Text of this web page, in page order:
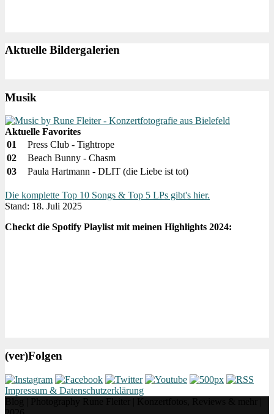
Aktuelle Bildergalerien
Musik
Aktuelle Favorites
01
Press Club - Tightrope
02
Beach Bunny - Chasm
03
Paula Hartmann - DLIT (die Liebe ist tot)
Die komplette Top 10 Songs & Top 5 LPs gibt's hier.
Stand: 18. Juli 2025
Checkt die Spotify Playlist mit meinen Highlights 2024:
(ver)Folgen
Impressum & Datenschutzerklärung